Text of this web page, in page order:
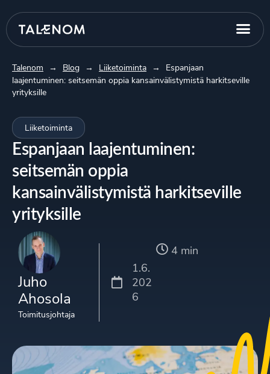
Talenom → Blog → Liiketoiminta →
Espanjaan
laajentuminen: seitsemän oppia kansainvälistymistä harkitseville
yrityksille
Liiketoiminta
Espanjaan laajentuminen:
seitsemän oppia
kansainvälistymistä harkitseville
yrityksille
Juho
Ahosola
Toimitusjohtaja
1.6.
202
6
4 min